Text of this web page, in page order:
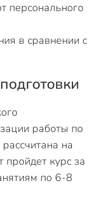
персонального
в сравнении с
работы по
на
пройдет курс за
по 6-8